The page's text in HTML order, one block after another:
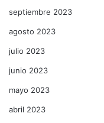
septiembre 2023
agosto 2023
julio 2023
junio 2023
mayo 2023
abril 2023